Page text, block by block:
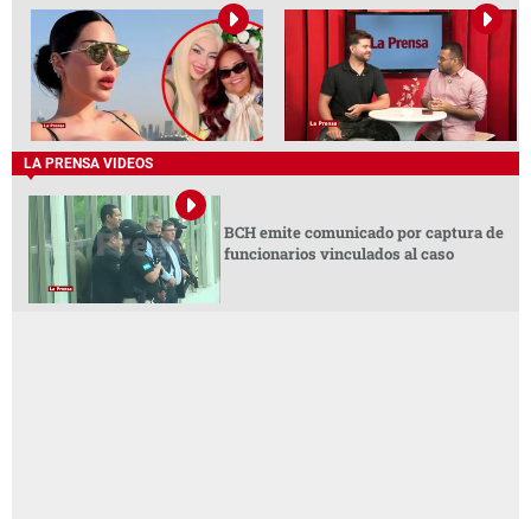
LA PRENSA VIDEOS
BCH emite comunicado por captura de
funcionarios vinculados al caso